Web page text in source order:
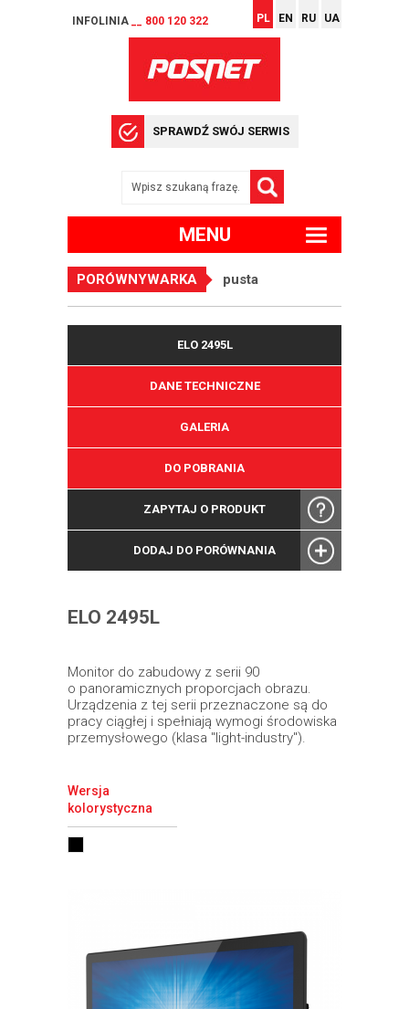
INFOLINIA __ 800 120 322 PL EN RU UA
SPRAWDŹ SWÓJ SERWIS
MENU
PORÓWNYWARKA pusta
ELO 2495L
DANE TECHNICZNE
GALERIA
DO POBRANIA
ZAPYTAJ O PRODUKT
DODAJ DO PORÓWNANIA
ELO 2495L
Monitor do zabudowy z serii 90
o panoramicznych proporcjach obrazu.
Urządzenia z tej serii przeznaczone są do
pracy ciągłej i spełniają wymogi środowiska
przemysłowego (klasa "light-industry").
Wersja
kolorystyczna